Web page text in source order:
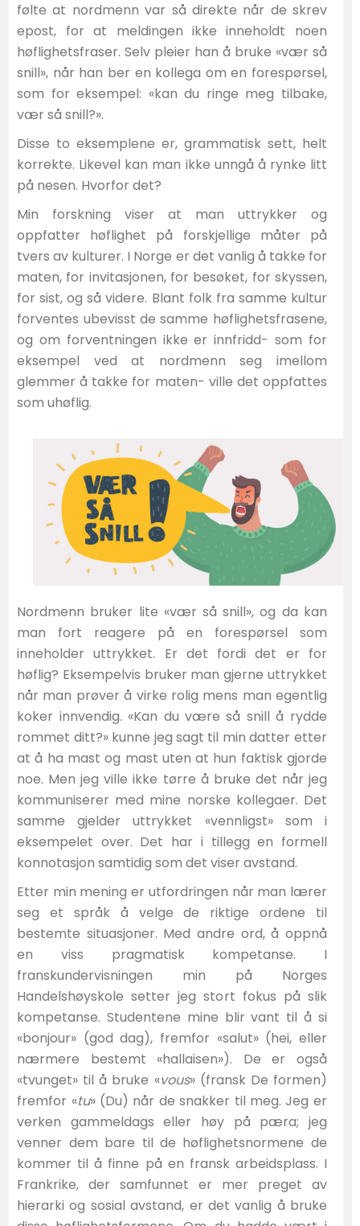
følte at nordmenn var så direkte når de skrev
epost, for at meldingen ikke inneholdt noen
høflighetsfraser. Selv pleier han å bruke «vær så
snill», når han ber en kollega om en forespørsel,
som for eksempel: «kan du ringe meg tilbake,
vær så snill?».
Disse to eksemplene er, grammatisk sett, helt
korrekte. Likevel kan man ikke unngå å rynke litt
på nesen. Hvorfor det?
Min forskning viser at man uttrykker og
oppfatter høflighet på forskjellige måter på
tvers av kulturer. I Norge er det vanlig å takke for
maten, for invitasjonen, for besøket, for skyssen,
for sist, og så videre. Blant folk fra samme kultur
forventes ubevisst de samme høflighetsfrasene,
og om forventningen ikke er innfridd- som for
eksempel ved at nordmenn seg imellom
glemmer å takke for maten- ville det oppfattes
som uhøflig.
Nordmenn bruker lite «vær så snill», og da kan
man fort reagere på en forespørsel som
inneholder uttrykket. Er det fordi det er for
høflig? Eksempelvis bruker man gjerne uttrykket
når man prøver å virke rolig mens man egentlig
koker innvendig. «Kan du være så snill å rydde
rommet ditt?» kunne jeg sagt til min datter etter
at å ha mast og mast uten at hun faktisk gjorde
noe. Men jeg ville ikke tørre å bruke det når jeg
kommuniserer med mine norske kollegaer. Det
samme gjelder uttrykket «vennligst» som i
eksempelet over. Det har i tillegg en formell
konnotasjon samtidig som det viser avstand.
Etter min mening er utfordringen når man lærer
seg et språk å velge de riktige ordene til
bestemte situasjoner. Med andre ord, å oppnå
en viss pragmatisk kompetanse. I
franskundervisningen min på Norges
Handelshøyskole setter jeg stort fokus på slik
kompetanse. Studentene mine blir vant til å si
«bonjour» (god dag), fremfor «salut» (hei, eller
nærmere bestemt «hallaisen»). De er også
«tvunget» til å bruke «vous» (fransk De formen)
fremfor «tu» (Du) når de snakker til meg. Jeg er
verken gammeldags eller høy på pæra; jeg
venner dem bare til de høflighetsnormene de
kommer til å finne på en fransk arbeidsplass. I
Frankrike, der samfunnet er mer preget av
hierarki og sosial avstand, er det vanlig å bruke